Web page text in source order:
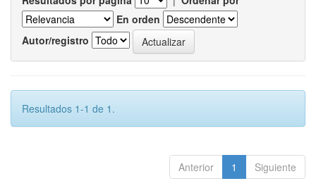
En orden
Autor/registro
Resultados 1-1 de 1.
Anterior 1 Siguiente